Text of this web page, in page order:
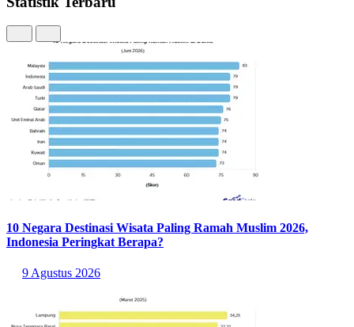
10 Negara Destinasi Wisata Paling Ramah Muslim 2026,
Indonesia Peringkat Berapa?
9 Agustus 2026